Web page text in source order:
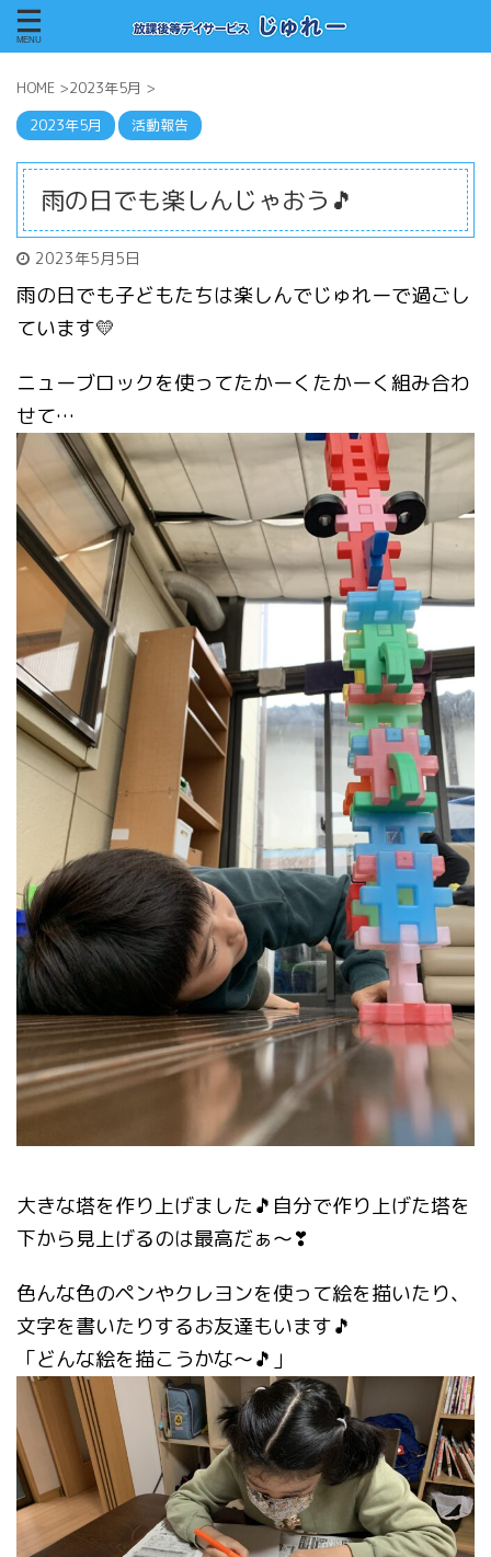
HOME >2023年5月 >
2023年5月
活動報告
雨の日でも楽しんじゃおう🎵
2023年5月5日
雨の日でも子どもたちは楽しんでじゅれーで過ごし
ています💛
ニューブロックを使ってたかーくたかーく組み合わ
せて…
大きな塔を作り上げました🎵自分で作り上げた塔を
下から見上げるのは最高だぁ～❣
色んな色のペンやクレヨンを使って絵を描いたり、
文字を書いたりするお友達もいます🎵
「どんな絵を描こうかな～🎵」